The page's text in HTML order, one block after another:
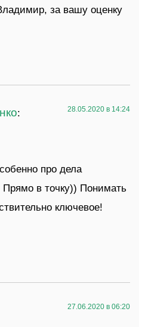
за вашу оценку
: 28.05.2020 в 14:24
про дела
в точку)) Понимать
ключевое!
27.06.2020 в 06:20